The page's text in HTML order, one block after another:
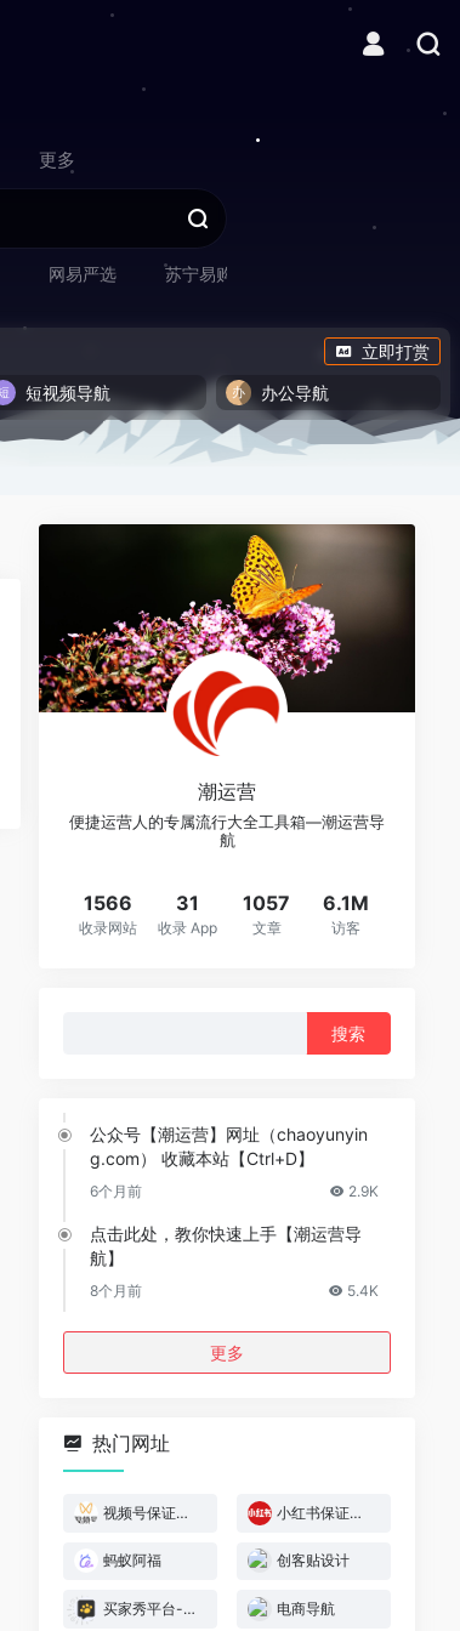
更多
网易严选 苏宁易购
立即打赏
短视频导航 办公导航
潮运营
便捷运营人的专属流行大全工具箱—潮运营导
航
1566
收录网站
31
收录 App
1057
文章
6.1M
访客
公众号【潮运营】网址（chaoyunyin
g.com） 收藏本站【Ctrl+D】
6个月前 2.9K
点击此处，教你快速上手【潮运营导
航】
8个月前 5.4K
更多
热门网址
视频号保证金规则 小红书保证金规则
蚂蚁阿福 创客贴设计
买家秀平台-模特喵喵 电商导航